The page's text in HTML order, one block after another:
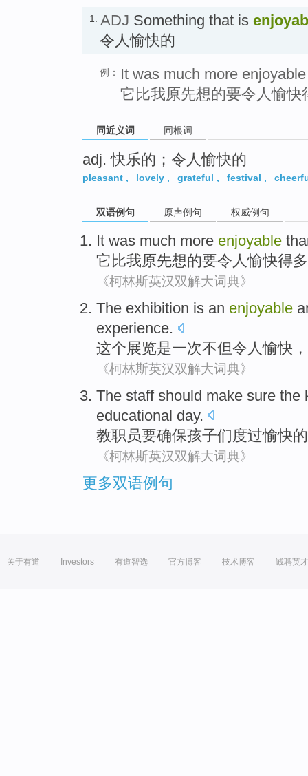
1. ADJ Something that is
令人愉快的
例：
It was much more
它比我原先想的要令人愉快
同近义词 同根词
adj. 快乐的；令人愉快的
pleasant , lovely , grateful , festival ,
双语例句 原声例句 权威例句
It was much more enjoyable
它 比我原先想的要令人愉快得
《柯林斯英汉双解大词典》
The exhibition is an enjoyable
experience.
这个展览是一次不但令人愉快 ，
《柯林斯英汉双解大词典》
The staff should make sure the
educational day.
教职员要确保孩子们 度过愉快
《柯林斯英汉双解大词典》
更多双语例句
关于有道 Investors 有道智选 官方博客 技术博客 诚聘英才